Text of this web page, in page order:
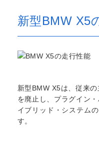
新型BMW X5
新型BMW X5は、従来
を廃止し、プラグイン
イブリッド・システム
す。